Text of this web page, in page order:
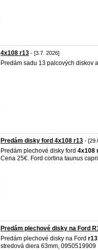
4x108 r13 - [3.7. 2026]
Predám sadu 13 palcových diskov
Predám disky ford 4x108 r13 -
Predám plechové disky ford 4x108
Cena 25€. Ford cortina taunus
Predám plechové disky na Ford
Predám plechové disky na Ford r13
stredová diera 63mm, 0950519909